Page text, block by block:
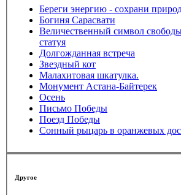
Береги энергию - сохрани
Богиня Сарасвати
Величественный символ
статуя
Долгожданная встреча
Звездный кот
Малахитовая шкатулка.
Монумент Астана-Байтерек
Осень
Письмо Победы
Поезд Победы
Сонный рыцарь в оранжевых
Другое